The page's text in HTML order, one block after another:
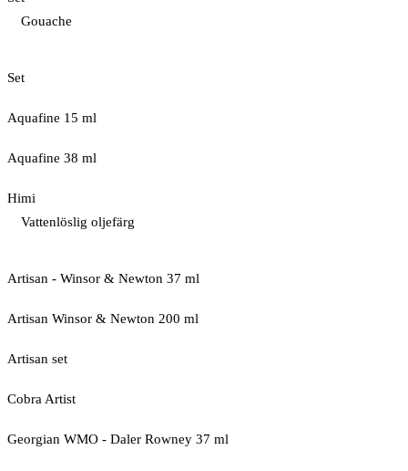
Gouache
Set
Aquafine 15 ml
Aquafine 38 ml
Himi
Vattenlöslig oljefärg
Artisan - Winsor & Newton 37 ml
Artisan Winsor & Newton 200 ml
Artisan set
Cobra Artist
Georgian WMO - Daler Rowney 37 ml